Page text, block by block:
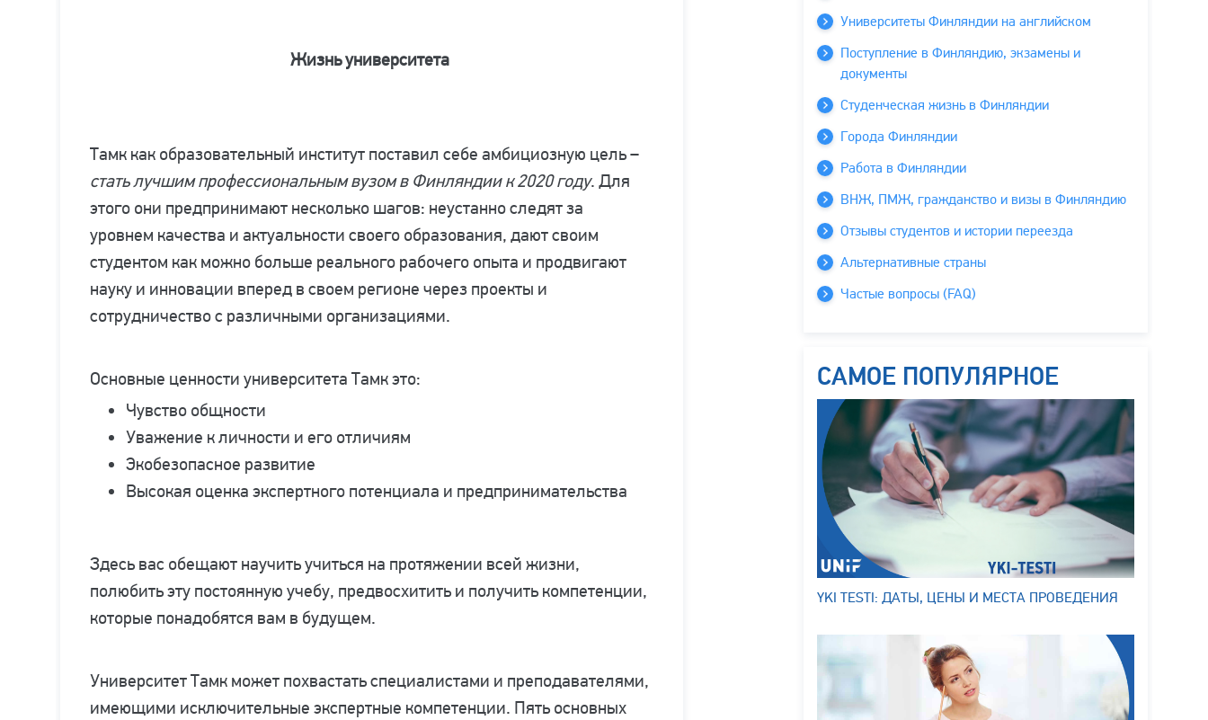
Жизнь университета
Тамк как образовательный институт поставил себе амбициозную цель –
стать лучшим профессиональным вузом в Финляндии к 2020 году. Для
этого они предпринимают несколько шагов: неустанно следят за
уровнем качества и актуальности своего образования, дают своим
студентом как можно больше реального рабочего опыта и продвигают
науку и инновации вперед в своем регионе через проекты и
сотрудничество с различными организациями.
Основные ценности университета Тамк это:
Чувство общности
Уважение к личности и его отличиям
Экобезопасное развитие
Высокая оценка экспертного потенциала и предпринимательства
Здесь вас обещают научить учиться на протяжении всей жизни,
полюбить эту постоянную учебу, предвосхитить и получить компетенции,
которые понадобятся вам в будущем.
Университет Тамк может похвастать специалистами и преподавателями,
имеющими исключительные экспертные компетенции. Пять основных
Университеты Финляндии на английском
Поступление в Финляндию, экзамены и
документы
Студенческая жизнь в Финляндии
Города Финляндии
Работа в Финляндии
ВНЖ, ПМЖ, гражданство и визы в Финляндию
Отзывы студентов и истории переезда
Альтернативные страны
Частые вопросы (FAQ)
САМОЕ ПОПУЛЯРНОЕ
YKI TESTI: ДАТЫ, ЦЕНЫ И МЕСТА ПРОВЕДЕНИЯ